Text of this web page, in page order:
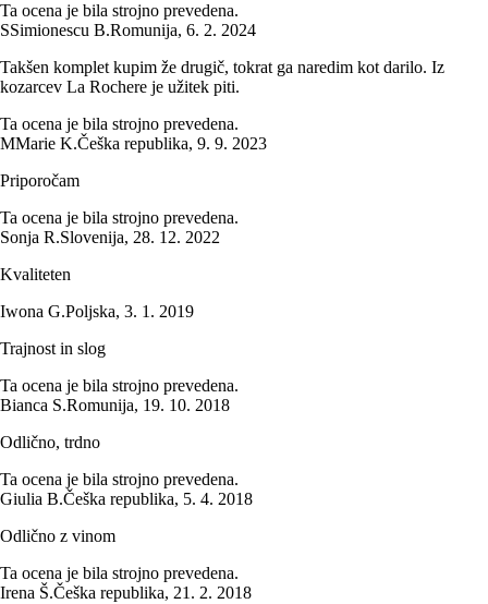
Ta ocena je bila strojno prevedena.
SSimionescu B.Romunija, 6. 2. 2024
Takšen komplet kupim že drugič, tokrat ga naredim kot darilo. Iz
kozarcev La Rochere je užitek piti.
Ta ocena je bila strojno prevedena.
MMarie K.Češka republika, 9. 9. 2023
Priporočam
Ta ocena je bila strojno prevedena.
Sonja R.Slovenija, 28. 12. 2022
Kvaliteten
Iwona G.Poljska, 3. 1. 2019
Trajnost in slog
Ta ocena je bila strojno prevedena.
Bianca S.Romunija, 19. 10. 2018
Odlično, trdno
Ta ocena je bila strojno prevedena.
Giulia B.Češka republika, 5. 4. 2018
Odlično z vinom
Ta ocena je bila strojno prevedena.
Irena Š.Češka republika, 21. 2. 2018